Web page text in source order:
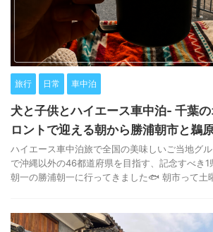
旅行 日常 車中泊
犬と子供とハイエース車中泊- 千葉
ロントで迎える朝から勝浦朝市と鵜
ハイエース車中泊旅で全国の美味しいご当地グ
で沖縄以外の46都道府県を目指す、記念すべき
朝一の勝浦朝一に行ってきました🐟 朝市って土